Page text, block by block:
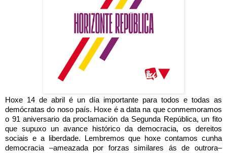
Hoxe 14 de abril é un día importante para todos e todas as
demócratas do noso país. Hoxe é a data na que conmemoramos
o 91 aniversario da proclamación da Segunda República, un fito
que supuxo un avance histórico da democracia, os dereitos
sociais e a liberdade. Lembremos que hoxe contamos cunha
democracia –ameazada por forzas similares ás de outrora–